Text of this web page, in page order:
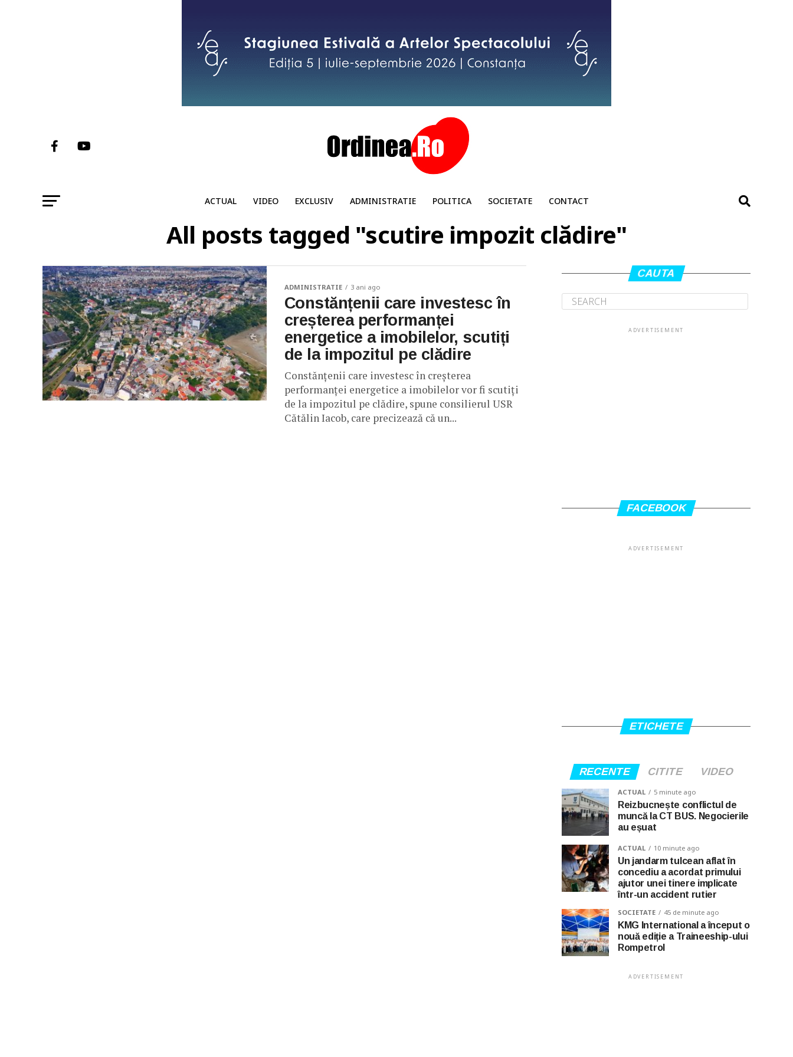
ACTUAL VIDEO EXCLUSIV ADMINISTRATIE POLITICA SOCIETATE CONTACT
All posts tagged "scutire impozit clădire"
ADMINISTRATIE 3 ani ago
Constănțenii care investesc în
creșterea performanței
energetice a imobilelor, scutiți
de la impozitul pe clădire
Constănțenii care investesc în creșterea
performanței energetice a imobilelor vor fi scutiți
de la impozitul pe clădire, spune consilierul USR
Cătălin Iacob, care precizează că un...
CAUTA
ADVERTISEMENT
FACEBOOK
ADVERTISEMENT
ETICHETE
RECENTE CITITE VIDEO
ACTUAL 5 minute ago
Reizbucnește conflictul de
muncă la CT BUS. Negocierile
au eșuat
ACTUAL 10 minute ago
Un jandarm tulcean aflat în
concediu a acordat primului
ajutor unei tinere implicate
într-un accident rutier
SOCIETATE 45 de minute ago
KMG International a început o
nouă ediție a Traineeship-ului
Rompetrol
ADVERTISEMENT